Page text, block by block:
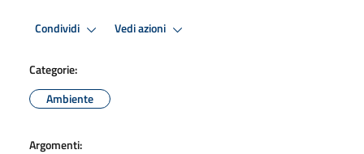
Condividi Vedi azioni
Categorie:
Ambiente
Argomenti: